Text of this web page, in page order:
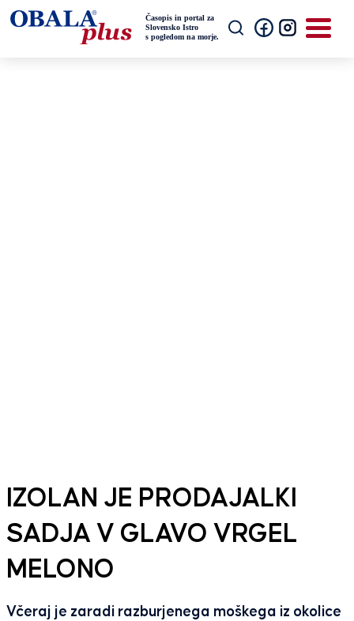
IZOLAN JE PRODAJALKI
SADJA V GLAVO VRGEL
MELONO
Včeraj je zaradi razburjenega moškega iz okolice